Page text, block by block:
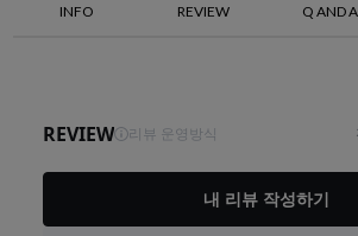
INFO REVIEW Q AND A